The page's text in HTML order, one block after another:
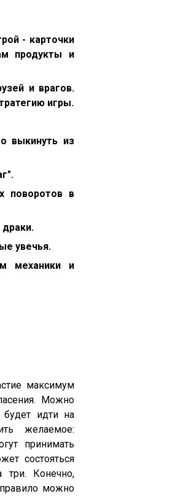
- карточки
продукты и
и врагов.
игры.
выкинуть из
поворотов в
увечья.
механики и
максимум
Можно
будет идти на
желаемое:
принимать
состояться
Конечно,
можно